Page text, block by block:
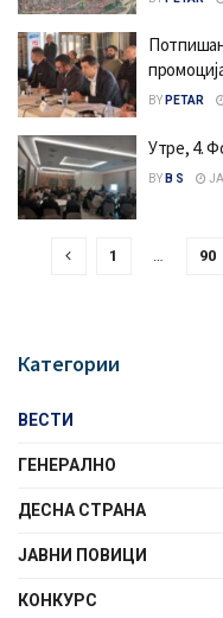
BY PETAR
Утре, 4.
BY B S
1 … 90
Категории
ВЕСТИ
ГЕНЕРАЛНО
ДЕСНА СТРАНА
ЈАВНИ ПОВИЦИ
КОНКУРС